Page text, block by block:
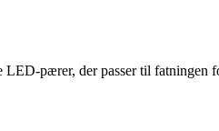
pærer, der passer til fatningen